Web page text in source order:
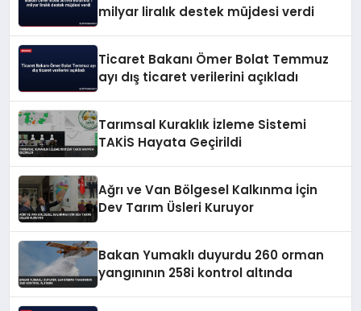
milyar liralık destek müjdesi verdi
Ticaret Bakanı Ömer Bolat Temmuz
ayı dış ticaret verilerini açıkladı
Tarımsal Kuraklık İzleme Sistemi
TAKİS Hayata Geçirildi
Ağrı ve Van Bölgesel Kalkınma İçin
Dev Tarım Üsleri Kuruyor
Bakan Yumaklı duyurdu 260 orman
yangınının 258i kontrol altında